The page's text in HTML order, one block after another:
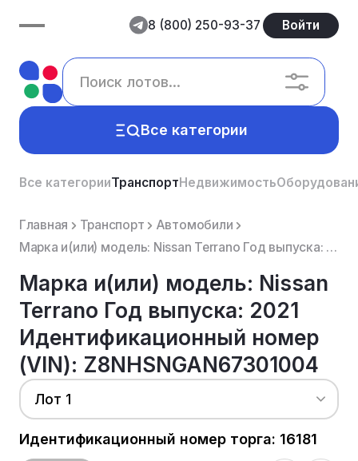
8 (800) 250-93-37 Войти
Все категории
Все категорииТранспортНедвижимость
Главная Транспорт
Автомобили
Марка и(или) модель: Nissan Terrano Год выпуска: 2021 Идентификационный номер (VIN): Z8NHSNGAN673010...
Марка и(или) модель: Nissan
Terrano Год выпуска: 2021
Идентификационный номер
(VIN): Z8NHSNGAN67301004
Лот 1
Идентификационный номер торга: 16181